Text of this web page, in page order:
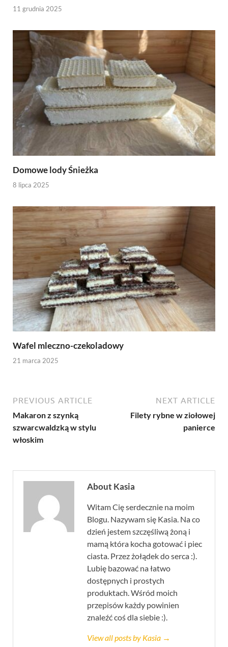
11 grudnia 2025
Domowe lody Śnieżka
8 lipca 2025
Wafel mleczno-czekoladowy
21 marca 2025
PREVIOUS ARTICLE
Makaron z szynką
szwarcwaldzką w stylu
włoskim
NEXT ARTICLE
Filety rybne w ziołowej
panierce
About Kasia
Witam Cię serdecznie na moim
Blogu. Nazywam się Kasia. Na co
dzień jestem szczęśliwą żoną i
mamą która kocha gotować i piec
ciasta. Przez żołądek do serca :).
Lubię bazować na łatwo
dostępnych i prostych
produktach. Wśród moich
przepisów każdy powinien
znaleźć coś dla siebie :).
View all posts by Kasia →